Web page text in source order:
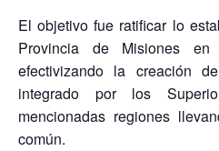
El objetivo fue ratificar lo
Provincia de Misiones
efectivizando la creación
integrado por los
mencionadas regiones
común.